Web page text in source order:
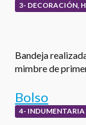
3- DECORACIÓN,
Bandeja
mimbre de
Bolso
4- INDUMENTARIA